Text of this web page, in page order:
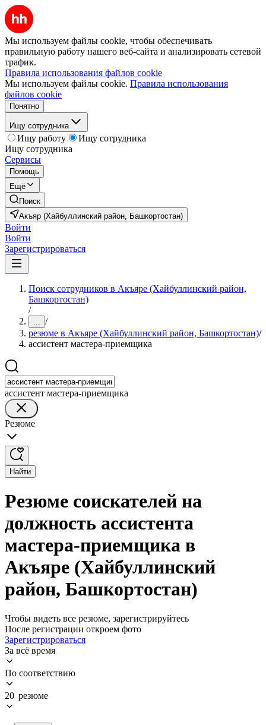
Мы используем файлы cookie, чтобы обеспечивать
правильную работу нашего веб-сайта и анализировать сетевой
трафик.
Правила использования файлов cookie
Мы используем файлы cookie. Правила использования
файлов cookie
Понятно
Ищу сотрудника
Ищу работу
Ищу сотрудника
Ищу сотрудника
Сервисы
Помощь
Ещё
Поиск
Акъяр (Хайбуллинский район, Башкортостан)
Войти
Войти
Зарегистрироваться
Поиск сотрудников в Акъяре (Хайбуллинский район,
Башкортостан)
/
... /
резюме в Акъяре (Хайбуллинский район, Башкортостан)/
ассистент мастера-приемщика
ассистент мастера-приемщика
Резюме
Найти
Резюме соискателей на
должность ассистента
мастера-приемщика в
Акъяре (Хайбуллинский
район, Башкортостан)
Чтобы видеть все резюме, зарегистрируйтесь
После регистрации откроем фото
Зарегистрироваться
За всё время
По соответствию
20 резюме